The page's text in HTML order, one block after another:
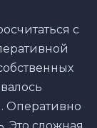
с
Оперативно